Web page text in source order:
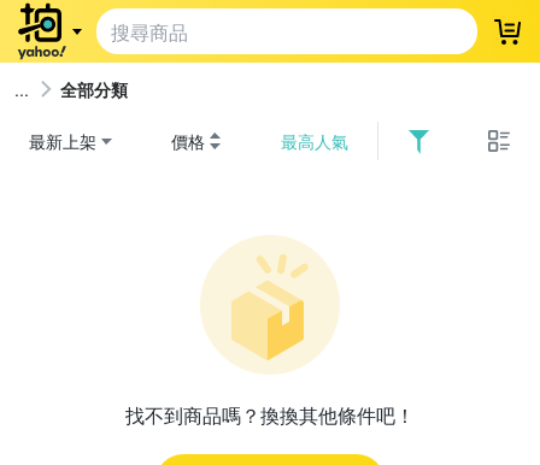
登
全部分類
最新上架 價格 最高人氣
找不到商品嗎？換換其他條件吧！